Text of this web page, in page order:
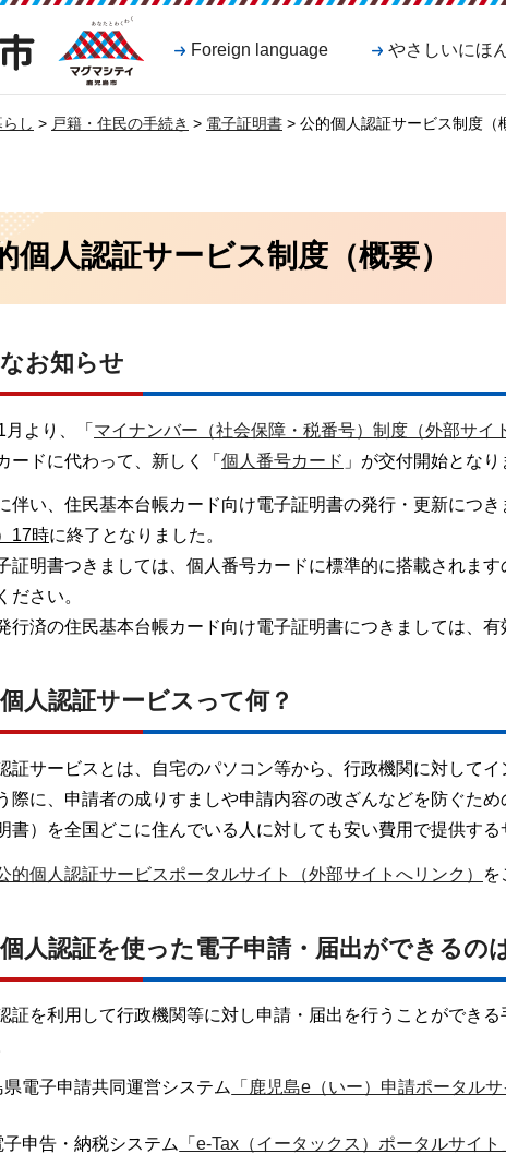
マグマシティ
鹿児島市
Foreign language やさしいにほ
し > 戸籍・住民の手続き > 電子証明書 > 公的個人認証サービス制度（
個人認証サービス制度（概要）
お知らせ
より、「 マイナンバー（社会保障・税番号）制度（外部サイ
ードに代わって、新しく「 個人番号カード 」が交付開始となり
伴い、住民基本台帳カード向け電子証明書の発行・更新につき
17時に終了となりました。
証明書つきましては、個人番号カードに標準的に搭載されま
ださい。
行済の住民基本台帳カード向け電子証明書につきましては、有
人認証サービスって何？
証サービスとは、自宅のパソコン等から、行政機関に対して
際に、申請者の成りすましや申請内容の改ざんなどを防ぐた
書）を全国どこに住んでいる人に対しても安い費用で提供する
的個人認証サービスポータルサイト（外部サイトへリンク） を
人認証を使った電子申請・届出ができるの
証を利用して行政機関等に対し申請・届出を行うことができ
県電子申請共同運営システム
「鹿児島e（いー）申請ポータル
子申告・納税システム
「e-Tax（イータックス）ポータルサイ